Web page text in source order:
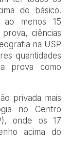
do básico.
ao menos 15
ciências
na USP
quantidades
prova como
privada mais
no Centro
onde os 17
acima do